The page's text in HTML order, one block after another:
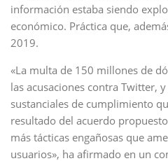
información estaba siendo
económico. Práctica que,
2019.
«La multa de 150 millones de
las acusaciones contra Twitter,
sustanciales de cumplimiento
resultado del acuerdo
más tácticas engañosas que
usuarios», ha afirmado en un